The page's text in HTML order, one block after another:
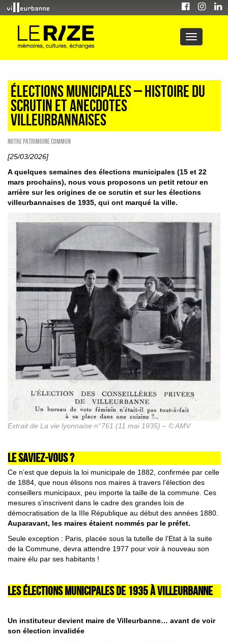
Élections municipales – Histoire du
scrutin et anecdotes
villeurbannaises
Notre patrimoine commun
[25/03/2026]
A quelques semaines des élections municipales (15 et 22
mars prochains), nous vous proposons un petit retour en
arrière sur les origines de ce scrutin et sur les élections
villeurbannaises de 1935, qui ont marqué la ville.
Extrait de La vie lyonnaise n°761 (11 mai 1935) – © AMV
LE SAVIEZ-VOUS ?
Ce n’est que depuis la loi municipale de 1882, confirmée par celle
de 1884, que nous élisons nos maires à travers l’élection des
conseillers municipaux, peu importe la taille de la commune. Ces
mesures s’inscrivent dans le cadre des grandes lois de
démocratisation de la IIIe République au début des années 1880.
Auparavant, les maires étaient nommés par le préfet.
Seule exception : Paris, placée sous la tutelle de l’Etat à la suite
de la Commune, devra attendre 1977 pour voir à nouveau son
maire élu par ses habitants !
LES ÉLECTIONS MUNICIPALES DE 1935 À VILLEURBANNE
Un instituteur devient maire de Villeurbanne… avant de voir
son élection invalidée